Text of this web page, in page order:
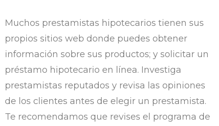
Muchos prestamistas hipotecarios tienen sus
propios sitios web donde puedes obtener
información sobre sus productos; y solicitar un
préstamo hipotecario en línea. Investiga
prestamistas reputados y revisa las opiniones
de los clientes antes de elegir un prestamista.
Te recomendamos que revises el programa de